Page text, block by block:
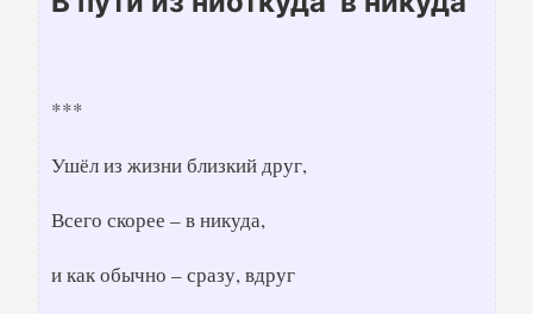
***
Ушёл из жизни близкий друг,
Всего скорее – в никуда,
и как обычно – сразу, вдруг